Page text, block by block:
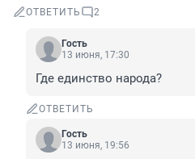
ОТВЕТИТЬ 2
Гость
13 июня, 17:30
Где единство народа?
ОТВЕТИТЬ
Гость
13 июня, 19:56